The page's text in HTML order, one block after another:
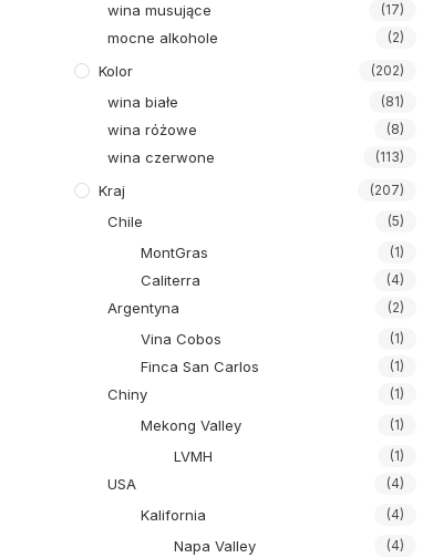
wina musujące (17)
mocne alkohole (2)
Kolor (202)
wina białe (81)
wina różowe (8)
wina czerwone (113)
Kraj (207)
Chile (5)
MontGras (1)
Caliterra (4)
Argentyna (2)
Vina Cobos (1)
Finca San Carlos (1)
Chiny (1)
Mekong Valley (1)
LVMH (1)
USA (4)
Kalifornia (4)
Napa Valley (4)